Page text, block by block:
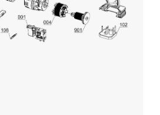
to the list of technologies used.
byUsercentrics Consent
Management Platform